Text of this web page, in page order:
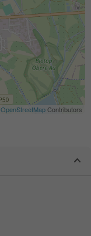
OpenStreetMapContributors